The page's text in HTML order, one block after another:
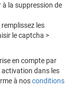
la suppression de
remplissez les
le captcha >
en compte par
activation dans les
à nosconditions